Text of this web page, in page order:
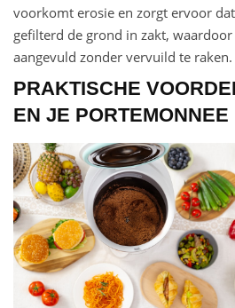
voorkomt erosie en zorgt ervoor
gefilterd de grond in zakt,
aangevuld zonder vervuild te raken.
PRAKTISCHE
EN JE PORTEMONNEE